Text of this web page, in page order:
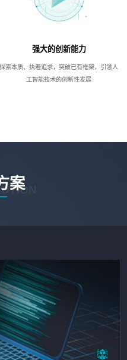
强大的创新能力
探索本质、执着追求，突破已有框架，引领人
工智能技术的创新性发展
案